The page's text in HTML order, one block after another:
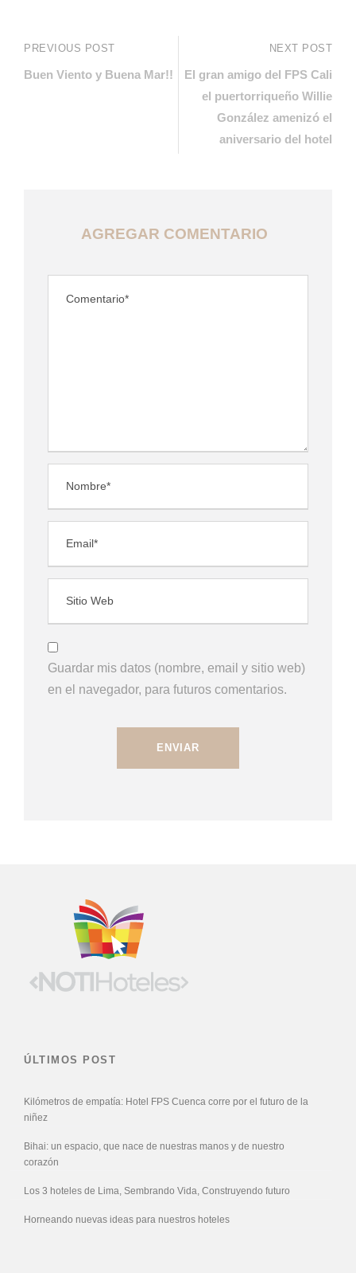
PREVIOUS POST
Buen Viento y Buena Mar!!
NEXT POST
El gran amigo del FPS Cali
el puertorriqueño Willie
González amenizó el
aniversario del hotel
AGREGAR COMENTARIO
Guardar mis datos (nombre, email y sitio web)
en el navegador, para futuros comentarios.
ÚLTIMOS POST
Kilómetros de empatía: Hotel FPS Cuenca corre por el futuro de la
niñez
Bihai: un espacio, que nace de nuestras manos y de nuestro
corazón
Los 3 hoteles de Lima, Sembrando Vida, Construyendo futuro
Horneando nuevas ideas para nuestros hoteles